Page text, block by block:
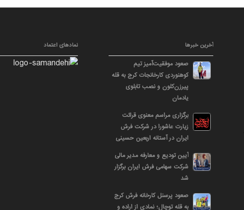
آخرین خبرها
صعود موفقیت‌آمیز تیم
کوهنوردی کارخانجات کرج به قله
پیرزن‌کلون و نصب تابلوی
یادمان
برگزاری مراسم معنوی قرائت
زیارت عاشورا در شرکت فرش
ایران در آستانه اربعین حسینی
آیین تودیع و معارفه مدیر مالی
شرکت سهامی فرش ایران برگزار
شد
صعود پرسنل کارخانه فرش کرج
به قله توچال؛ نمادی از اراده و
نمادهای اعتماد